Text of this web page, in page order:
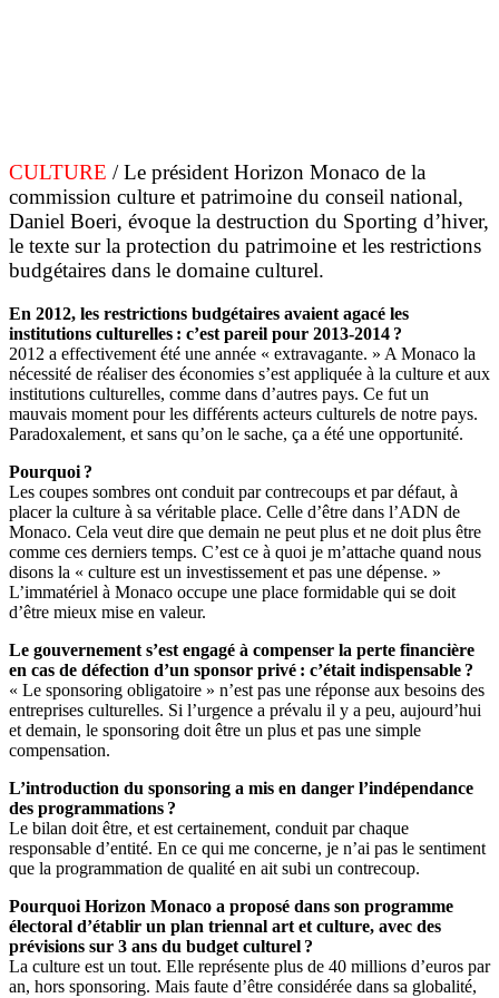
CULTURE / Le président Horizon Monaco de la
commission culture et patrimoine du conseil national,
Daniel Boeri, évoque la destruction du Sporting d’hiver,
le texte sur la protection du patrimoine et les restrictions
budgétaires dans le domaine culturel.
En 2012, les restrictions budgétaires avaient agacé les
institutions culturelles : c’est pareil pour 2013-2014 ?
2012 a effectivement été une année « extravagante. » A Monaco la
nécessité de réaliser des économies s’est appliquée à la culture et aux
institutions culturelles, comme dans d’autres pays. Ce fut un
mauvais moment pour les différents acteurs culturels de notre pays.
Paradoxalement, et sans qu’on le sache, ça a été une opportunité.
Pourquoi ?
Les coupes sombres ont conduit par contrecoups et par défaut, à
placer la culture à sa véritable place. Celle d’être dans l’ADN de
Monaco. Cela veut dire que demain ne peut plus et ne doit plus être
comme ces derniers temps. C’est ce à quoi je m’attache quand nous
disons la « culture est un investissement et pas une dépense. »
L’immatériel à Monaco occupe une place formidable qui se doit
d’être mieux mise en valeur.
Le gouvernement s’est engagé à compenser la perte financière
en cas de défection d’un sponsor privé : c’était indispensable ?
« Le sponsoring obligatoire » n’est pas une réponse aux besoins des
entreprises culturelles. Si l’urgence a prévalu il y a peu, aujourd’hui
et demain, le sponsoring doit être un plus et pas une simple
compensation.
L’introduction du sponsoring a mis en danger l’indépendance
des programmations ?
Le bilan doit être, et est certainement, conduit par chaque
responsable d’entité. En ce qui me concerne, je n’ai pas le sentiment
que la programmation de qualité en ait subi un contrecoup.
Pourquoi Horizon Monaco a proposé dans son programme
électoral d’établir un plan triennal art et culture, avec des
prévisions sur 3 ans du budget culturel ?
La culture est un tout. Elle représente plus de 40 millions d’euros par
an, hors sponsoring. Mais faute d’être considérée dans sa globalité,